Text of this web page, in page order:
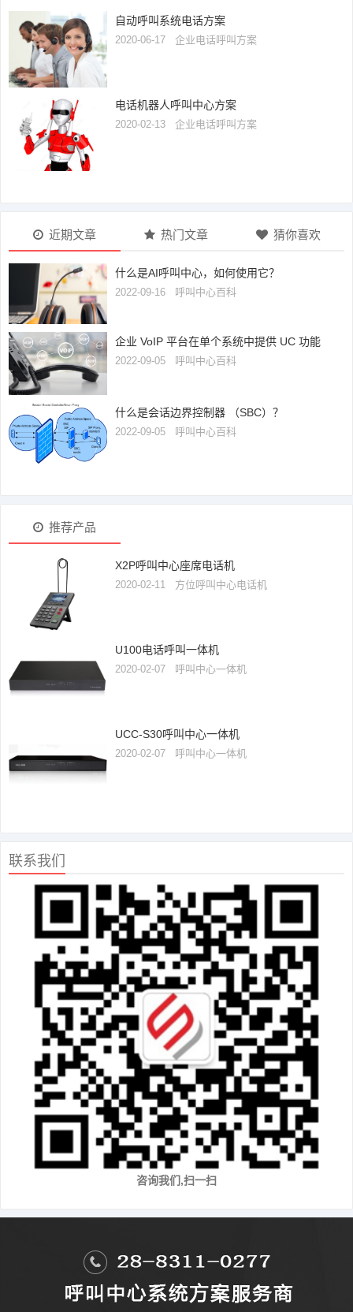
自动呼叫系统电话方案
2020-06-17 企业电话呼叫方案
电话机器人呼叫中心方案
2020-02-13 企业电话呼叫方案
近期文章 热门文章 猜你喜欢
什么是AI呼叫中心，如何使用它？
2022-09-16 呼叫中心百科
企业 VoIP 平台在单个系统中提供 UC 功能
2022-09-05 呼叫中心百科
什么是会话边界控制器 （SBC）？
2022-09-05 呼叫中心百科
推荐产品
X2P呼叫中心座席电话机
2020-02-11 方位呼叫中心电话机
U100电话呼叫一体机
2020-02-07 呼叫中心一体机
UCC-S30呼叫中心一体机
2020-02-07 呼叫中心一体机
联系我们
咨询我们,扫一扫